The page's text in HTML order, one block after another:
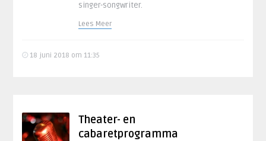
singer-songwriter.
Lees Meer
18 juni 2018 om 11:35
Theater- en
cabaretprogramma